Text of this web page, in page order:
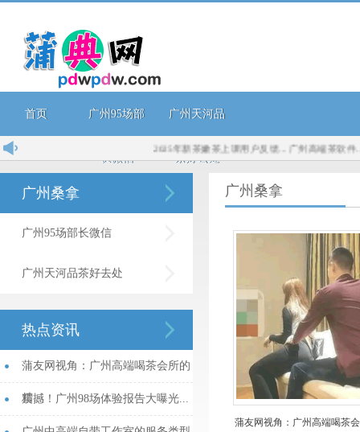
首页 广州95场部
长微信
广州天河品
茶好去处
2025年新茶嫩茶上课用户反馈... 广州高端茶软件...
广州桑拿
广州95场部长微信
广州天河品茶好去处
热点资讯
蒲友网视角：广州高端喝茶会所的
精...
震撼！广州98场体验报告大曝光...
广州桑拿